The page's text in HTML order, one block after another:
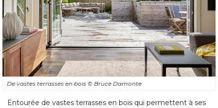
De vastes terrasses en bois © Bruce Damonte
Entourée de vastes terrasses en bois qui permettent à ses